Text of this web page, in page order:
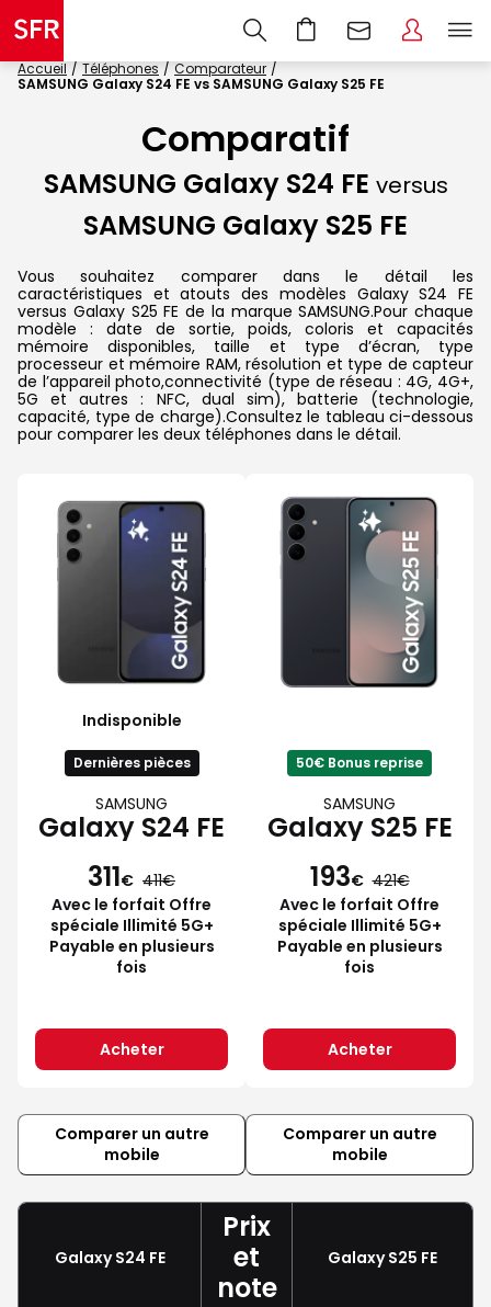
Accueil Téléphones
Comparateur
SAMSUNG Galaxy S24 FE vs SAMSUNG Galaxy S25 FE
Comparatif
SAMSUNG Galaxy S24 FE versus
SAMSUNG Galaxy S25 FE
Vous souhaitez comparer dans le détail les
caractéristiques et atouts des modèles Galaxy S24 FE
versus Galaxy S25 FE de la marque SAMSUNG.Pour chaque
modèle : date de sortie, poids, coloris et capacités
mémoire disponibles, taille et type d’écran, type
processeur et mémoire RAM, résolution et type de capteur
de l’appareil photo,connectivité (type de réseau : 4G, 4G+,
5G et autres : NFC, dual sim), batterie (technologie,
capacité, type de charge).Consultez le tableau ci-dessous
pour comparer les deux téléphones dans le détail.
Indisponible
Dernières pièces
SAMSUNG
Galaxy S24 FE
311€ 411
Avec le forfait Offre
spéciale Illimité 5G+
Payable en plusieurs
fois
Acheter
50€ Bonus reprise
SAMSUNG
Galaxy S25 FE
193€ 421
Avec le forfait Offre
spéciale Illimité 5G+
Payable en plusieurs
fois
Acheter
Comparer un autre
mobile
Comparer un autre
mobile
Galaxy S24 FE
Prix
et
note
Galaxy S25 FE